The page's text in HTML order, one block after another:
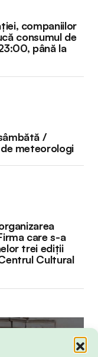
companiilor
consumul de
până la
/
meteorologi
care s-a
trei ediții
Cultural